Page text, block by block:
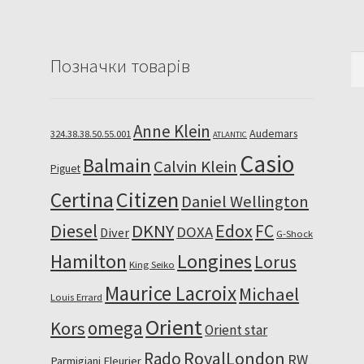
Позначки товарів
324.38.38.50.55.001 Anne Klein ATLANTIC Audemars
Piguet Balmain Calvin Klein Casio
CertinaCitizen Daniel Wellington
Diesel Diver DKNY DOXA EdoxFC G-Shock
Hamilton King Seiko Longines Lorus
Louis Errard Maurice LacroixMichael
Korsomega OrientOrient star
Parmigiani Fleurier Rado RoyalLondon RW